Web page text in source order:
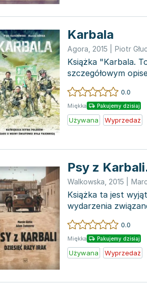
Karbala
Agora 2015 Piotr
Książka "Karbala.
szczegółowym
historii te...
0.0
Miękka Pakujemy dzisiaj
Używana Wyprzedaż
Psy z
Walkowska 2015
Książka ta jest
wydarzenia
Iraku – pierw...
0.0
Miękka Pakujemy dzisiaj
Używana Wyprzedaż